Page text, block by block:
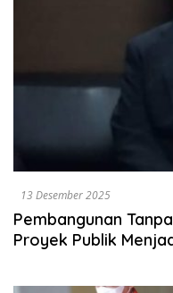
13 Desember 2025
Pembangunan
Proyek Publik